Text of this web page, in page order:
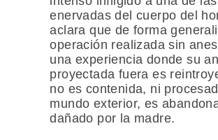
enervadas del cuerpo del
aclara que de forma
operación realizada sin
una experiencia donde su
proyectada fuera es
no es contenida, ni
mundo exterior, es
dañado por la madre.